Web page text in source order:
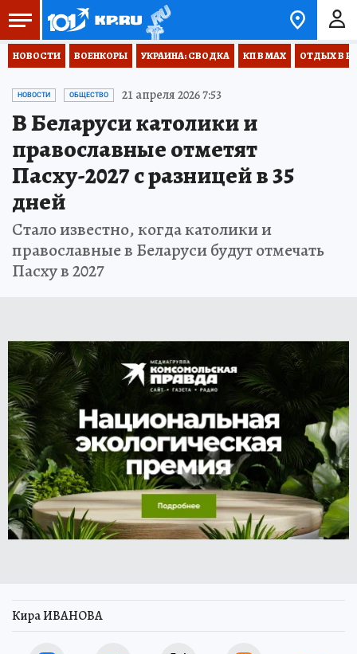
НОВОСТИ ВОЕНКОРЫ УКРАИНА: СВОДКА КП В МАХ ОТДЫХ В
НОВОСТИ ОБЩЕСТВО 21 апреля 2026 7:53
В Беларуси католики и
православные отметят
Пасху-2027 с разницей в 35
дней
Стало известно, когда католики и
православные в Беларуси будут отмечать
Пасху в 2027
Кира ИВАНОВА